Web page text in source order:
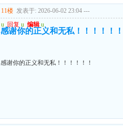
11楼 发表于: 2026-06-02 23:04 ---
u 回复 u 编辑 u
感谢你的正义和无私！！！！！！
感谢你的正义和无私！！！！！！